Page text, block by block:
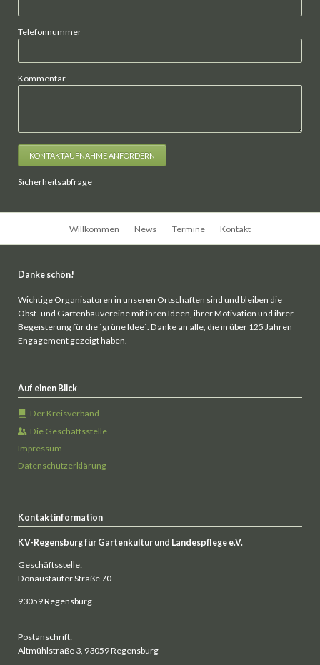
Telefonnummer
Kommentar
KONTAKTAUFNAHME ANFORDERN
Sicherheitsabfrage
Navigation
Willkommen News Termine Kontakt
Danke schön!
Wichtige Organisatoren in unseren Ortschaften sind und bleiben die
Obst- und Gartenbauvereine mit ihren Ideen, ihrer Motivation und ihrer
Begeisterung für die `grüne Idee`. Danke an alle, die in über 125 Jahren
Engagement gezeigt haben.
Auf einen Blick
Der Kreisverband
Die Geschäftsstelle
Impressum
Datenschutzerklärung
Kontaktinformation
KV-Regensburg für Gartenkultur und Landespflege e.V.
Geschäftsstelle:
Donaustaufer Straße 70
93059 Regensburg
Postanschrift:
Altmühlstraße 3, 93059 Regensburg